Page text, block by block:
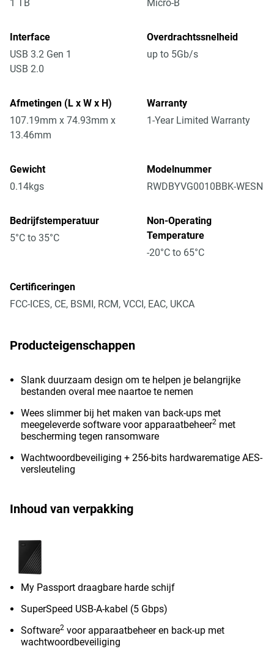
1 TB Micro-B
Interface
USB 3.2 Gen 1
USB 2.0
Overdrachtssnelheid
up to 5Gb/s
Afmetingen (L x W x H)
107.19mm x 74.93mm x
13.46mm
Warranty
1-Year Limited Warranty
Gewicht
0.14kgs
Modelnummer
RWDBYVG0010BBK-WESN
Bedrijfstemperatuur
5°C to 35°C
Non-Operating
Temperature
-20°C to 65°C
Certificeringen
FCC-ICES, CE, BSMI, RCM, VCCI, EAC, UKCA
Producteigenschappen
Slank duurzaam design om te helpen je belangrijke
bestanden overal mee naartoe te nemen
Wees slimmer bij het maken van back-ups met
meegeleverde software voor apparaatbeheer2 met
bescherming tegen ransomware
Wachtwoordbeveiliging + 256-bits hardwarematige AES-
versleuteling
Inhoud van verpakking
My Passport draagbare harde schijf
SuperSpeed USB-A-kabel (5 Gbps)
Software2 voor apparaatbeheer en back-up met
wachtwoordbeveiliging